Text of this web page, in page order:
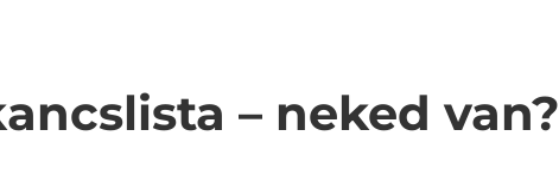
– neked van?